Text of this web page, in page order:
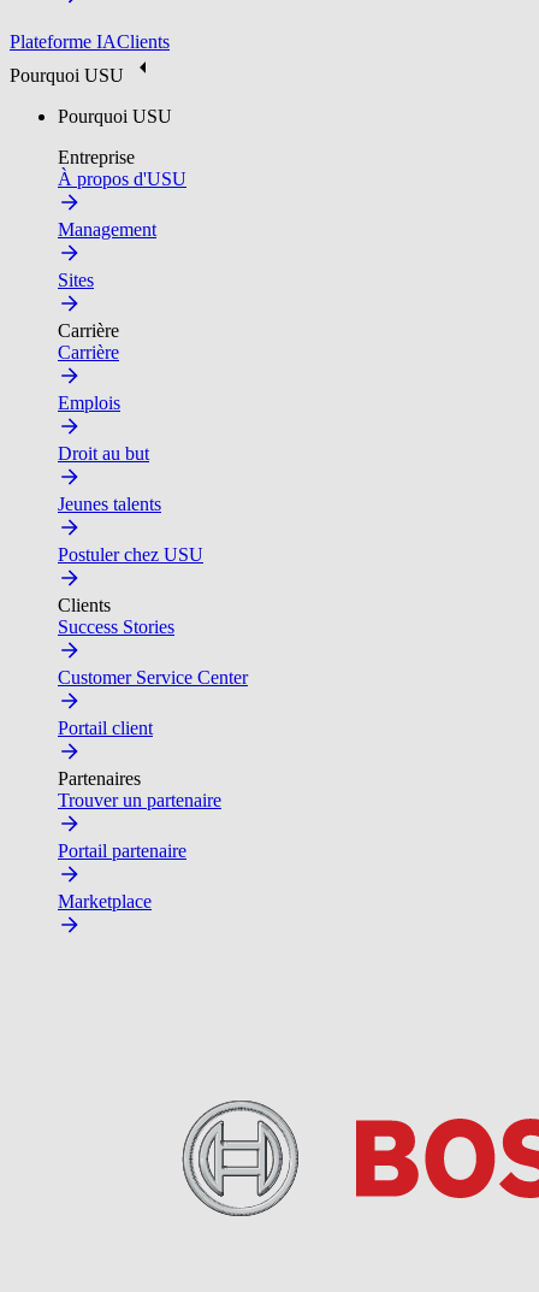
Plateforme IAClients
Pourquoi USU
Pourquoi USU
Entreprise
À propos d'USU
Management
Sites
Carrière
Carrière
Emplois
Droit au but
Jeunes talents
Postuler chez USU
Clients
Success Stories
Customer Service Center
Portail client
Partenaires
Trouver un partenaire
Portail partenaire
Marketplace